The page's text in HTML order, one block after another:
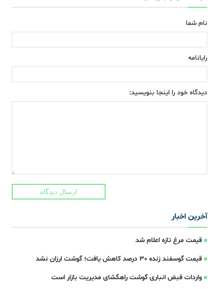
نام شما
رایانامه
دیدگاه خود را اینجا بنویسید:
ارسال دیدگاه
آخرین اخبار
قیمت مرغ تازه اعلام شد
قیمت گوسفند زنده 30 درصد کاهش یافت؛ گوشت ارزان نشد
واردات قبض‌ انباری گوشت راهگشای مدیریت بازار است